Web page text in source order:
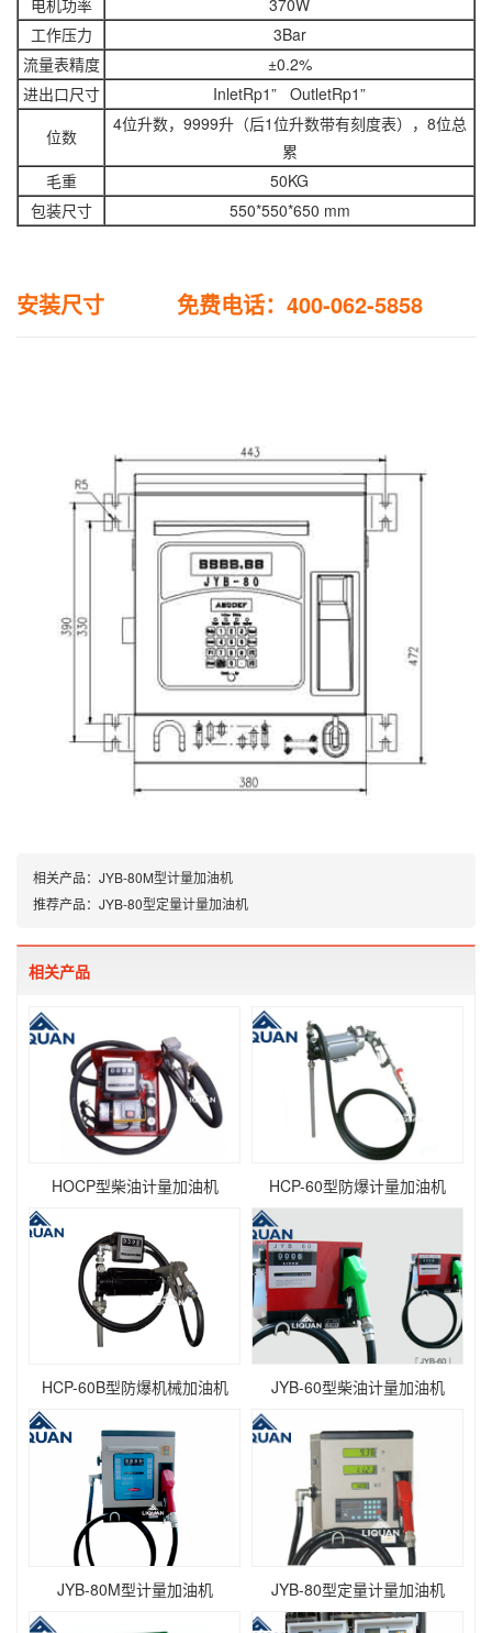
电机功率
370W
工作压力
3Bar
流量表精度
±0.2%
进出口尺寸
InletRp1” OutletRp1”
位数
4位升数，9999升（后1位升数带有刻度表），8位总
累
毛重
50KG
包装尺寸
550*550*650 mm
安装尺寸 免费电话：400-062-5858
相关产品： JYB-80M型计量加油机
推荐产品： JYB-80型定量计量加油机
相关产品
HOCP型柴油计量加油机 HCP-60型防爆计量加油机
HCP-60B型防爆机械加油机 JYB-60型柴油计量加油机
JYB-80M型计量加油机 JYB-80型定量计量加油机